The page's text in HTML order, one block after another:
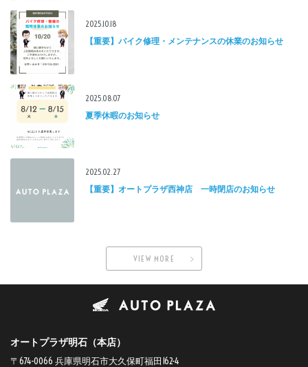
2025.10.18
【重要】バイク修理・メンテナンスの休業のお知らせ
2025.08.07
夏季休暇のお知らせ
2025.02.27
【重要】オートプラザ西神店 一時閉店のお知らせ
VIEW MORE
オートプラザ明石（本店）
〒674-0066 兵庫県明石市大久保町福田162-4